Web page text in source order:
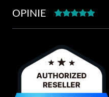
OPINIE